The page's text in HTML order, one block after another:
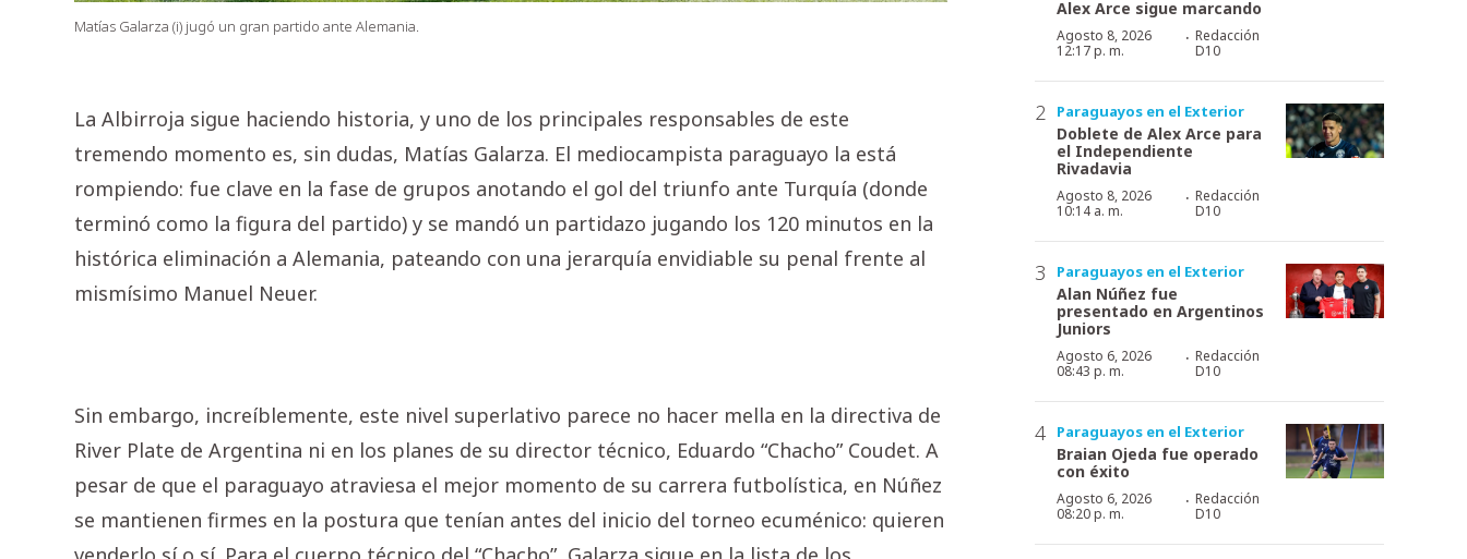
Matías Galarza (i) jugó un gran partido ante Alemania.
La Albirroja sigue haciendo historia, y uno de los principales responsables de este
tremendo momento es, sin dudas, Matías Galarza. El mediocampista paraguayo la está
rompiendo: fue clave en la fase de grupos anotando el gol del triunfo ante Turquía (donde
terminó como la figura del partido) y se mandó un partidazo jugando los 120 minutos en la
histórica eliminación a Alemania, pateando con una jerarquía envidiable su penal frente al
mismísimo Manuel Neuer.
Sin embargo, increíblemente, este nivel superlativo parece no hacer mella en la directiva de
River Plate de Argentina ni en los planes de su director técnico, Eduardo “Chacho” Coudet. A
pesar de que el paraguayo atraviesa el mejor momento de su carrera futbolística, en Núñez
se mantienen firmes en la postura que tenían antes del inicio del torneo ecuménico: quieren
Alex Arce sigue marcando
Agosto 8, 2026
12:17 p. m.
· Redacción
D10
Paraguayos en el Exterior
Doblete de Alex Arce para
el Independiente
Rivadavia
Agosto 8, 2026
10:14 a. m.
· Redacción
D10
Paraguayos en el Exterior
Alan Núñez fue
presentado en Argentinos
Juniors
Agosto 6, 2026
08:43 p. m.
· Redacción
D10
Paraguayos en el Exterior
Braian Ojeda fue operado
con éxito
Agosto 6, 2026
08:20 p. m.
· Redacción
D10